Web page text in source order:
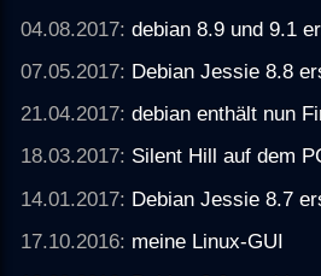
04.08.2017:debian 8.9 und 9.1
07.05.2017: Debian Jessie 8.8
21.04.2017:debian enthält nun
18.03.2017: Silent Hill auf dem
14.01.2017: Debian Jessie 8.7
17.10.2016: meine Linux-GUI